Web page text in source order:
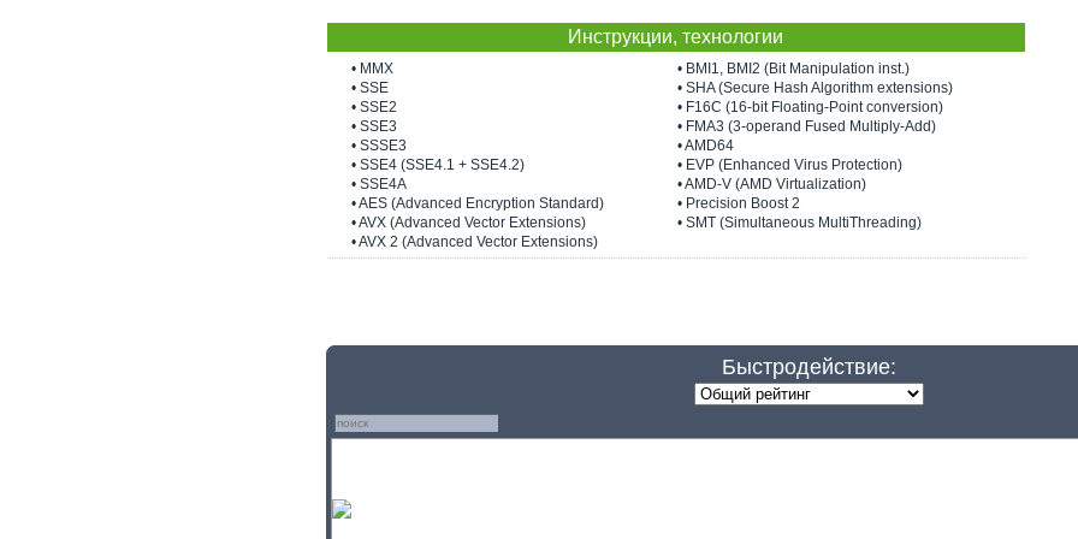
Инструкции, технологии
• MMX
• SSE
• SSE2
• SSE3
• SSSE3
• SSE4 (SSE4.1 + SSE4.2)
• SSE4A
• AES (Advanced Encryption Standard)
• AVX (Advanced Vector Extensions)
• AVX 2 (Advanced Vector Extensions)
• BMI1, BMI2 (Bit Manipulation inst.)
• SHA (Secure Hash Algorithm extensions)
• F16C (16-bit Floating-Point conversion)
• FMA3 (3-operand Fused Multiply-Add)
• AMD64
• EVP (Enhanced Virus Protection)
• AMD-V (AMD Virtualization)
• Precision Boost 2
• SMT (Simultaneous MultiThreading)
Быстродействие: